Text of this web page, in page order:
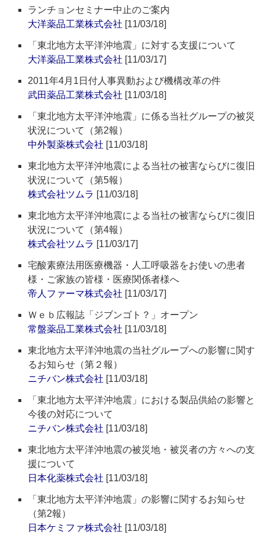
ランチョンセミナー中止のご案内
大洋薬品工業株式会社 [11/03/18]
「東北地方太平洋沖地震」に対する支援について
大洋薬品工業株式会社 [11/03/17]
2011年4月1日付人事異動および機構改革の件
武田薬品工業株式会社 [11/03/18]
「東北地方太平洋沖地震」に係る当社グループの被災
状況について（第2報）
中外製薬株式会社 [11/03/18]
東北地方太平洋沖地震による当社の被害ならびに復旧
状況について（第5報）
株式会社ツムラ [11/03/18]
東北地方太平洋沖地震による当社の被害ならびに復旧
状況について（第4報）
株式会社ツムラ [11/03/17]
宅酸素療法用医療機器・人工呼吸器をお使いの患者
様・ご家族の皆様・医療関係者様へ
帝人ファーマ株式会社 [11/03/17]
Ｗｅｂ広報誌「ジブンゴト？」オープン
常盤薬品工業株式会社 [11/03/18]
東北地方太平洋沖地震の当社グループへの影響に関す
るお知らせ（第２報）
ニチバン株式会社 [11/03/18]
「東北地方太平洋沖地震」における製品供給の影響と
今後の対応について
ニチバン株式会社 [11/03/18]
東北地方太平洋沖地震の被災地・被災者の方々への支
援について
日本化薬株式会社 [11/03/18]
「東北地方太平洋沖地震」の影響に関するお知らせ
（第2報）
日本ケミファ株式会社 [11/03/18]